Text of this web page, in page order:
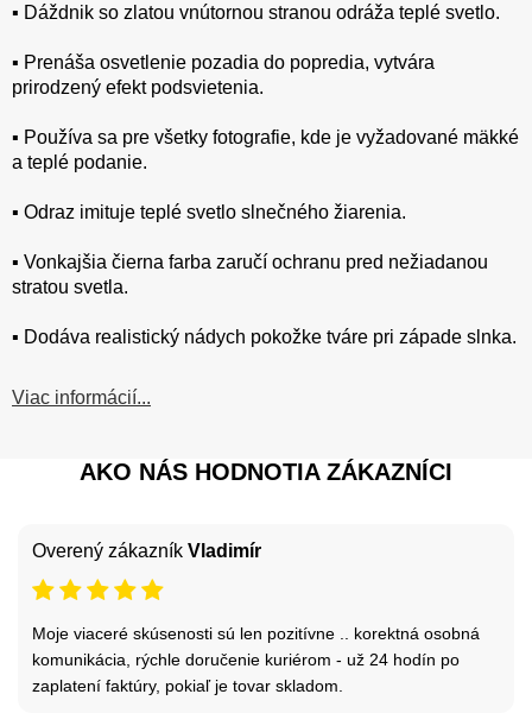
▪️ Dáždnik so zlatou vnútornou stranou odráža teplé svetlo.
▪️ Prenáša osvetlenie pozadia do popredia, vytvára
prirodzený efekt podsvietenia.
▪️ Používa sa pre všetky fotografie, kde je vyžadované mäkké
a teplé podanie.
▪️ Odraz imituje teplé svetlo slnečného žiarenia.
▪️ Vonkajšia čierna farba zaručí ochranu pred nežiadanou
stratou svetla.
▪️ Dodáva realistický nádych pokožke tváre pri západe slnka.
Viac informácií...
AKO NÁS HODNOTIA ZÁKAZNÍCI
Overený zákazník Vladimír
Moje viaceré skúsenosti sú len pozitívne .. korektná osobná
komunikácia, rýchle doručenie kuriérom - už 24 hodín po
zaplatení faktúry, pokiaľ je tovar skladom.